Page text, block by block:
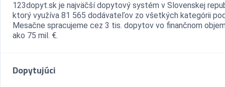
123dopyt.sk je najväčší dopytový systém v Slovenskej
ktorý využíva 81 565 dodávateľov zo všetkých kategórii
Mesačne spracujeme cez 3 tis. dopytov vo finančnom
ako 75 mil. €.
Dopytujúci